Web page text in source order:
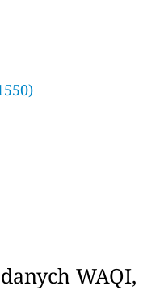
WAQI,